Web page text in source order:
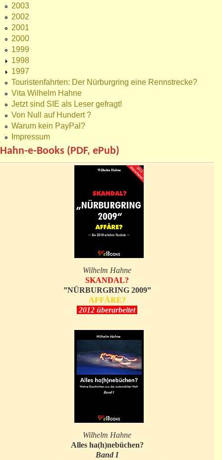
2003
2002
2001
2000
1999
1998
1997
Touristenfahrten: Der Nürburgring eine Rennstrecke?
Vita Wilhelm Hahne
Jetzt sind SIE als Leser gefragt!
Von Null auf Hundert ?
Warum kein PayPal?
Impressum
Hahn-e-Books (PDF, ePub)
Wilhelm Hahne
SKANDAL?
”NÜRBURGRING 2009”
AFFÄRE?
2012 überarbeitet
Wilhelm Hahne
Alles ha(h)nebüchen?
Band I